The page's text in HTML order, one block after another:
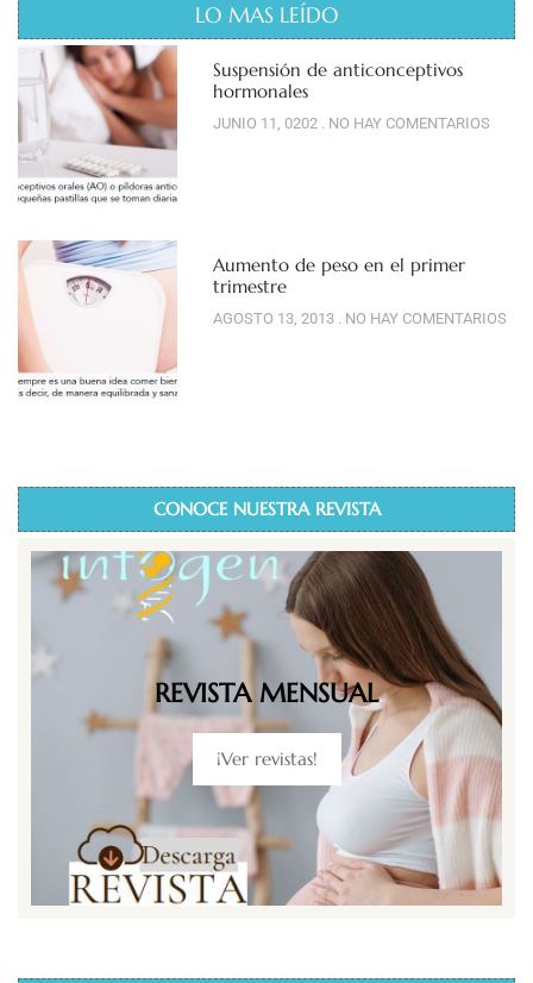
LO MAS LEÍDO
Suspensión de anticonceptivos
hormonales
JUNIO 11, 0202 NO HAY COMENTARIOS
Aumento de peso en el primer
trimestre
AGOSTO 13, 2013 NO HAY COMENTARIOS
CONOCE NUESTRA REVISTA
REVISTA MENSUAL
¡Ver revistas!